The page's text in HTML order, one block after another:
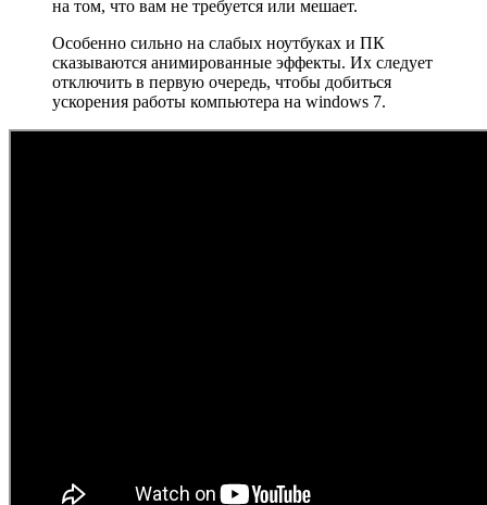
на том, что вам не требуется или мешает.
Особенно сильно на слабых ноутбуках и ПК
сказываются анимированные эффекты. Их следует
отключить в первую очередь, чтобы добиться
ускорения работы компьютера на windows 7.